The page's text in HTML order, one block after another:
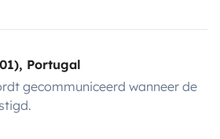
Portugal
gecommuniceerd wanneer de